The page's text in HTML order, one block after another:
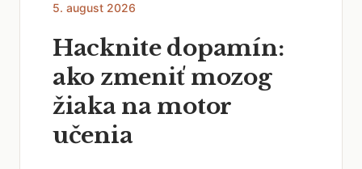
5. august 2026
Hacknite dopamín:
ako zmeniť mozog
žiaka na motor
učenia